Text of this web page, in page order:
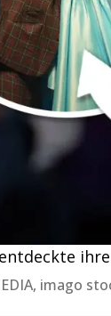
imago